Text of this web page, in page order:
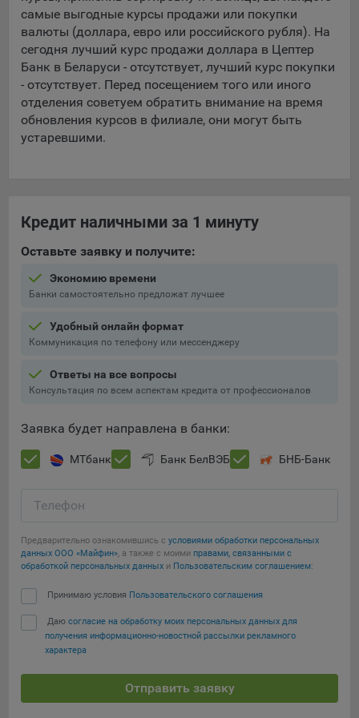
5.4. Создание и предоставление персонализированной
рекламы пользователю.
9.1. Технические (обязательные) файлы cookie, например,
применяемые при регистрации либо входе в систему, или
для оставления отзыва либо комментария. Данные файлы
cookie используются в целях обеспечения корректной
работы сайтов и полноценного использования его
случае некоторые разделы сайта могут не работать).
9.2. Функциональные файлы cookie, например,
используются для обеспечения работы некоторых
дополнительных функций сайтов, например, для хранения
предпочтений пользователя, в том числе имени
пользователя или выбора языка, и для предотвращения
Подобные функции улучшают условия работы
пользователей с сайтом.
контента. Данные файлы cookie собирают информацию о
выборе пользователя на сайте и его предпочтениях и
позволяют Обществу «запомнить» информацию о
настройках для того, чтобы соответствующим образом
9.4. Аналитические файлы cookie, например
Яндекс.Метрика, Google Analytics. Данные файлы cookie
использовал сайты, и позволяют Обществу вносить в них
улучшения.
Аналитические файлы cookie показывают, какие страницы
выявлять трудности, возникающие при использовании
сайта, а также позволяют оценить эффективность
Сохранить мои изменения
Сохранить по умолчанию
самые выгодные курсы продажи или покупки
валюты (доллара, евро или российского рубля). На
сегодня лучший курс продажи доллара в Цептер
Банк в Беларуси - отсутствует, лучший курс покупки
- отсутствует. Перед посещением того или иного
отделения советуем обратить внимание на время
обновления курсов в филиале, они могут быть
устаревшими.
Кредит наличными за 1 минуту
Оставьте заявку и получите:
Экономию времени
Банки самостоятельно предложат лучшее
Удобный онлайн формат
Коммуникация по телефону или мессенджеру
Ответы на все вопросы
Консультация по всем аспектам кредита от профессионалов
Заявка будет направлена в банки:
МТбанк Банк БелВЭБ БНБ-Банк
Телефон
Предварительно ознакомившись с условиями обработки персональных
данных ООО «Майфин», а также с моими правами, связанными с
обработкой персональных данных и Пользовательским соглашением:
Принимаю условия Пользовательского соглашения
Даю согласие на обработку моих персональных данных для
получения информационно-новостной рассылки рекламного
характера
Отправить заявку